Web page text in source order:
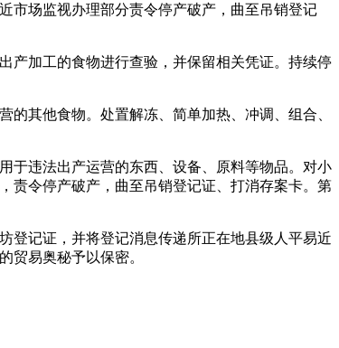
场监视办理部分责令停产破产，曲至吊销登记
加工的食物进行查验，并保留相关凭证。持续停
其他食物。处置解冻、简单加热、冲调、组合、
违法出产运营的东西、设备、原料等物品。对小
责令停产破产，曲至吊销登记证、打消存案卡。第
记证，并将登记消息传递所正在地县级人平易近
贸易奥秘予以保密。